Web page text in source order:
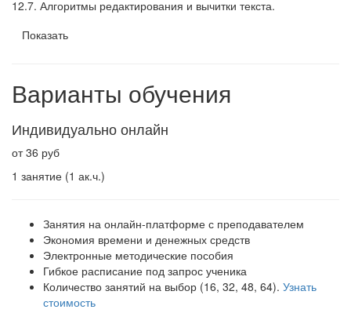
12.7. Алгоритмы редактирования и вычитки текста.
Показать
Варианты обучения
Индивидуально онлайн
от 36 руб
1 занятие (1 ак.ч.)
Занятия на онлайн-платформе с преподавателем
Экономия времени и денежных средств
Электронные методические пособия
Гибкое расписание под запрос ученика
Количество занятий на выбор (16, 32, 48, 64). Узнать
стоимость